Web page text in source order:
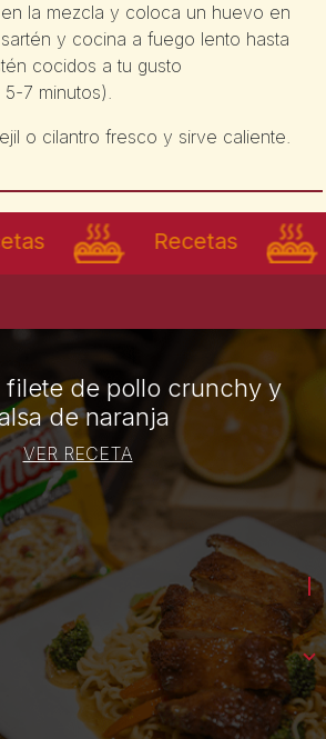
la mezcla y coloca un huevo en
y cocina a fuego lento hasta
cocidos a tu gusto
5-7 minutos).
o cilantro fresco y sirve caliente.
Recetas
filete de pollo crunchy y
de naranja
VER RECETA